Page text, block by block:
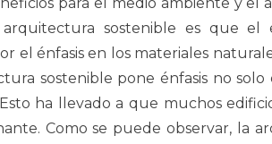
para el medio ambiente y el
sostenible es que
el énfasis en los materiales
sostenible pone énfasis no
ha llevado a que muchos
Como se puede observar, la